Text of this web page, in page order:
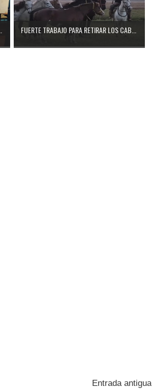
FUERTE TRABAJO PARA RETIRAR LOS CAB...
Entrada antigua